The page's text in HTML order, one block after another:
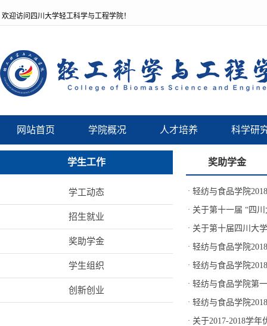
欢迎访问四川大学轻工科学与工程学院！
网站首页 学院概况 人才培养 科学研
学生工作
学工动态
招生就业
奖助学金
学生组织
创新创业
奖助学金
· 轻纺与食品学院
· 关于第十一届 “四
· 关于第十届四川大
· 轻纺与食品学院
· 轻纺与食品学院
· 轻纺与食品学院第
· 轻纺与食品学院
· 关于2017-2018学